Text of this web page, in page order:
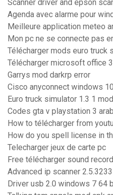
Scanner driver and epson
Agenda avec alarme pour
Meilleure application meteo
Mon pc ne se connecte pas
Télécharger mods euro truck
Télécharger microsoft office
Garrys mod darkrp error
Cisco anyconnect windows
Euro truck simulator 1.3 1
Codes gta v playstation 3
How to télécharger from
How do you spell license in
Telecharger jeux de carte pc
Free télécharger sound
Advanced ip scanner 2.5.3233
Driver usb 2.0 windows 7 64